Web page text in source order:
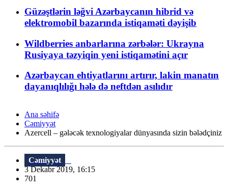
Güzəştlərin ləğvi Azərbaycanın hibrid və
elektromobil bazarında istiqaməti dəyişib
Wildberries anbarlarına zərbələr: Ukrayna
Rusiyaya təzyiqin yeni istiqamətini açır
Azərbaycan ehtiyatlarını artırır, lakin manatın
dayanıqlılığı hələ də neftdən asılıdır
Ana səhifə
Cəmiyyət
Azercell – gələcək texnologiyalar dünyasında sizin bələdçiniz
Cəmiyyət
3 Dekabr 2019, 16:15
701